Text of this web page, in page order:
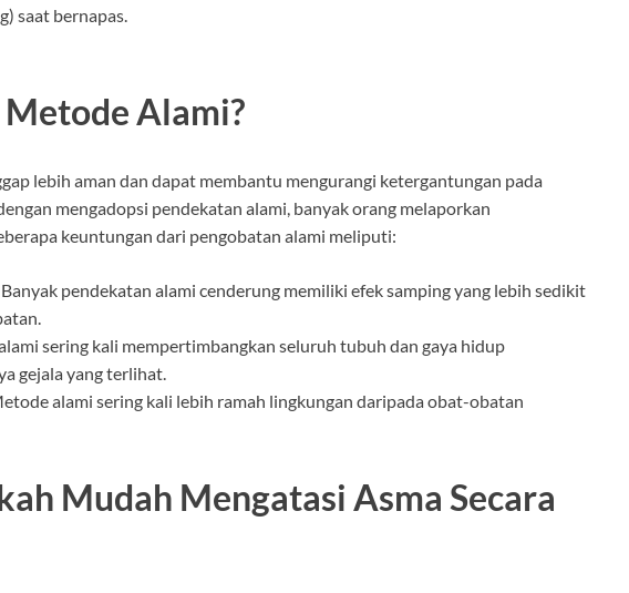
saat bernapas.
Alami?
lebih aman dan dapat membantu mengurangi ketergantungan pada
mengadopsi pendekatan alami, banyak orang melaporkan
keuntungan dari pengobatan alami meliputi:
Banyak pendekatan alami cenderung memiliki efek samping yang lebih sedikit
sering kali mempertimbangkan seluruh tubuh dan gaya hidup
gejala yang terlihat.
alami sering kali lebih ramah lingkungan daripada obat-obatan
Mudah Mengatasi Asma Secara